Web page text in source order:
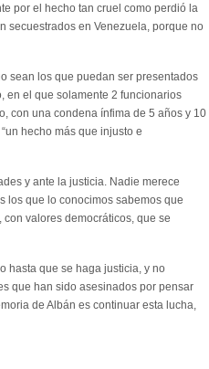
por el hecho tan cruel como perdió la
secuestrados en Venezuela, porque no
sean los que puedan ser presentados
en el que solamente 2 funcionarios
con una condena ínfima de 5 años y 10
hecho más que injusto e
y ante la justicia. Nadie merece
los que lo conocimos sabemos que
valores democráticos, que se
hasta que se haga justicia, y no
que han sido asesinados por pensar
de Albán es continuar esta lucha,